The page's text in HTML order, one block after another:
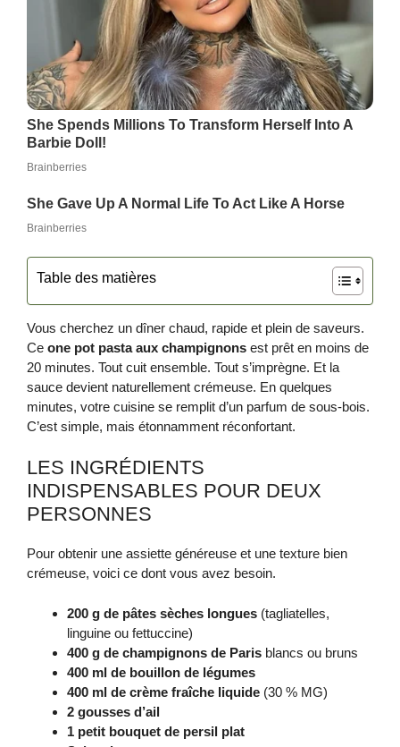
Table des matières
Vous cherchez un dîner chaud, rapide et plein de saveurs.
Ce one pot pasta aux champignons est prêt en moins de
20 minutes. Tout cuit ensemble. Tout s’imprègne. Et la
sauce devient naturellement crémeuse. En quelques
minutes, votre cuisine se remplit d’un parfum de sous‑bois.
C’est simple, mais étonnamment réconfortant.
LES INGRÉDIENTS
INDISPENSABLES POUR DEUX
PERSONNES
Pour obtenir une assiette généreuse et une texture bien
crémeuse, voici ce dont vous avez besoin.
200 g de pâtes sèches longues (tagliatelles,
linguine ou fettuccine)
400 g de champignons de Paris blancs ou bruns
400 ml de bouillon de légumes
400 ml de crème fraîche liquide (30 % MG)
2 gousses d’ail
1 petit bouquet de persil plat